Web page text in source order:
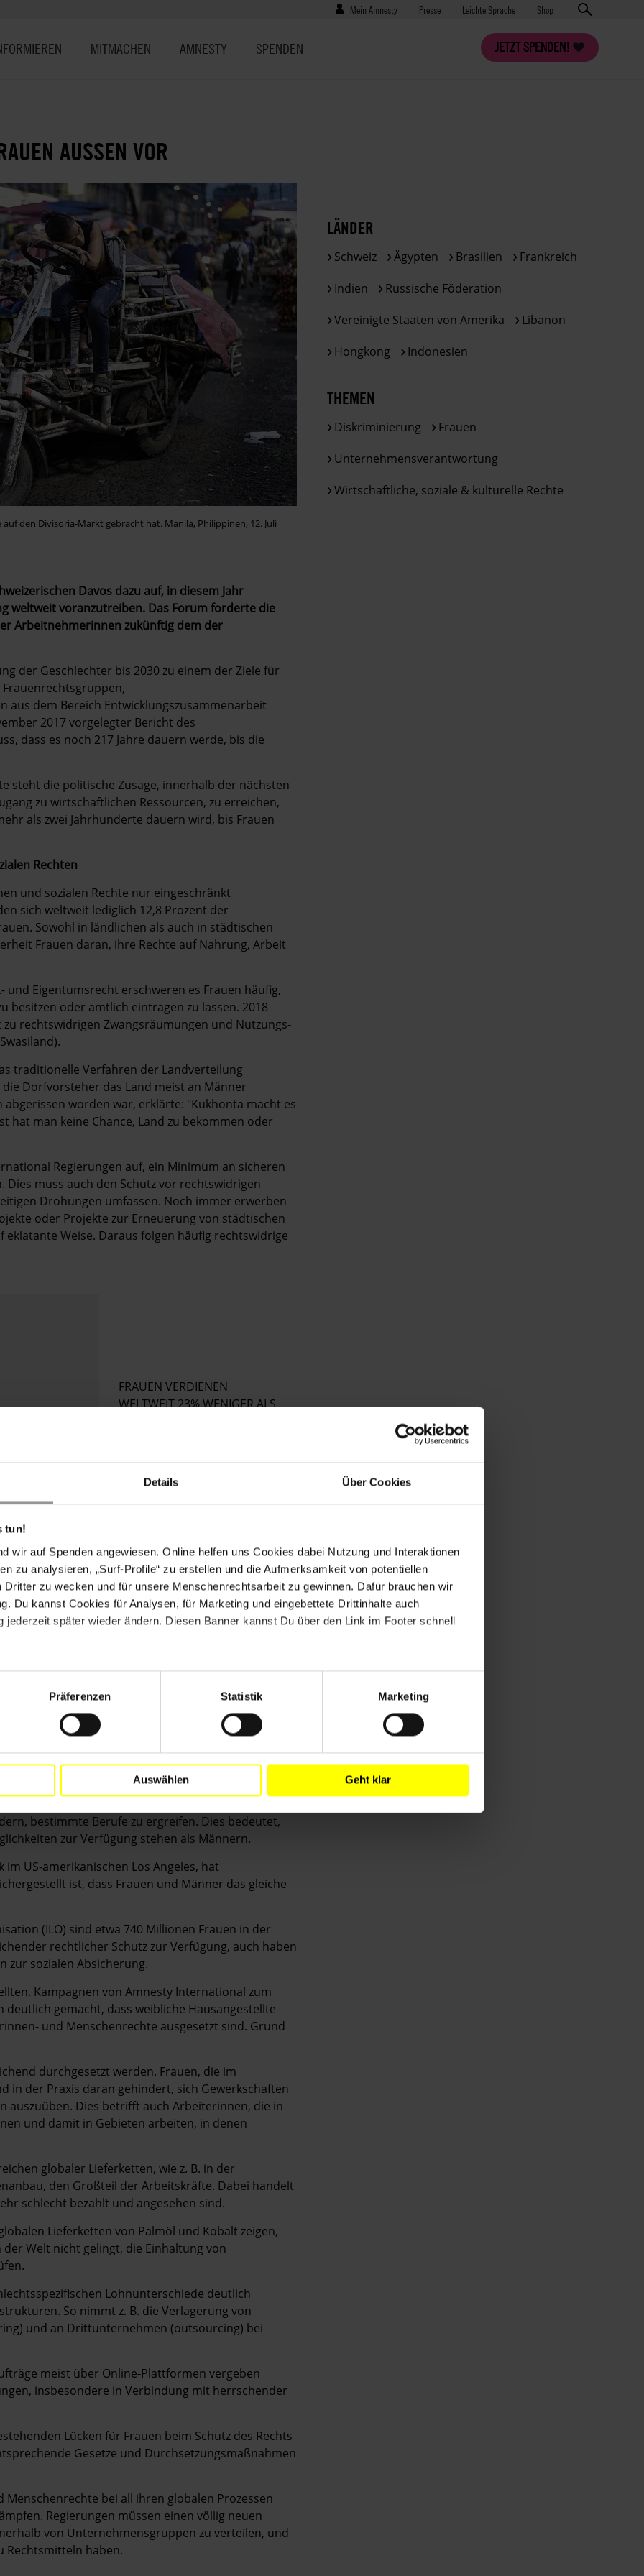
Details Über Cookies
tun!
wir auf Spenden angewiesen. Online helfen uns Cookies dabei Nutzung und Interaktionen
zu analysieren, „Surf-Profile“ zu erstellen und die Aufmerksamkeit von potentiellen
Dritter zu wecken und für unsere Menschenrechtsarbeit zu gewinnen. Dafür brauchen wir
Du kannst Cookies für Analysen, für Marketing und eingebettete Drittinhalte auch
jederzeit später wieder ändern. Diesen Banner kannst Du über den Link im Footer schnell
Präferenzen Statistik Marketing
Auswählen Geht klar
Benutzermenü
Mein Amnesty Presse
Presse Leichte Sprache Shop
JETZT SPENDEN!
MITMACHEN AMNESTY SPENDEN
AUSSEN VOR
den Divisoria-Markt gebracht hat. Manila, Philippinen, 12. Juli
Davos dazu auf, in diesem Jahr
weltweit voranzutreiben. Das Forum forderte die
Arbeitnehmerinnen zukünftig dem der
der Geschlechter bis 2030 zu einem der Ziele für
dem Bereich Entwicklungs­zusammenarbeit
2017 vorgelegter Bericht des
dass es noch 217 Jahre dauern werde, bis die
steht die politische Zusage, innerhalb der nächsten
zu wirtschaftlichen Ressourcen, zu erreichen,
als zwei Jahrhunderte dauern wird, bis Frauen
Rechten
und sozialen Rechte nur eingeschränkt
sich weltweit lediglich 12,8 Prozent der
Sowohl in ländlichen als auch in städtischen
Frauen daran, ihre Rechte auf Nahrung, Arbeit
Eigentumsrecht erschweren es Frauen häufig,
besitzen oder amtlich eintragen zu lassen. 2018
rechtswidrigen Zwangsräumungen und Nutzungs-
traditionelle Verfahren der Landverteilung
Dorfvorsteher das Land meist an Männer
worden war, erklärte: "Kukhonta macht es
hat man keine Chance, Land zu bekommen oder
Regierungen auf, ein Minimum an sicheren
muss auch den Schutz vor rechtswidrigen
Drohungen umfassen. Noch immer erwerben
oder Projekte zur Erneuerung von städtischen
Weise. Daraus folgen häufig rechtswidrige
FRAUEN VERDIENEN
WELTWEIT 23% WENIGER ALS
zu Land- und Eigentumsrechten ungleich
häufig ein Leben in Armut oder eine
haben Amnesty International beispielsweise
Westen des Landes gelegenen Embobut-Wald ihre
zum Wald, zu ihrem Land und ihrem Vieh und
kulturellen Identität. Eine Angehörige der Sengwer,
erhalten hatte, erklärte: "Ich wohne in dem Haus
habe kaum etwas zu essen. Ich arbeite gelegentlich
in Armut."
Frankreich, Indien, Russland und 99 weiteren
bestimmte Berufe zu ergreifen. Dies bedeutet,
zur Verfügung stehen als Männern.
US-amerikanischen Los Angeles, hat
ist, dass Frauen und Männer das gleiche
(ILO) sind etwa 740 Millionen Frauen in der
rechtlicher Schutz zur Verfügung, auch haben
zur sozialen Absicherung.
Kampagnen von Amnesty International zum
gemacht, dass weibliche Hausangestellte
und Menschenrechte ausgesetzt sind. Grund
durchgesetzt werden. Frauen, die im
in der Praxis daran gehindert, sich Gewerkschaften
auszuüben. Dies betrifft auch Arbeiterinnen, die in
und damit in Gebieten arbeiten, in denen
globaler Lieferketten, wie z. B. in der
den Großteil der Arbeitskräfte. Dabei handelt
schlecht bezahlt und angesehen sind.
Lieferketten von Palmöl und Kobalt zeigen,
Welt nicht gelingt, die Einhaltung von
Lohnunterschiede deutlich
So nimmt z. B. die Verlagerung von
und an Drittunternehmen (outsourcing) bei
meist über Online-Plattformen vergeben
insbesondere in Verbindung mit herrschender
Lücken für Frauen beim Schutz des Rechts
Gesetze und Durchsetzungsmaßnahmen
bei all ihren globalen Prozessen
Regierungen müssen einen völlig neuen
von Unternehmensgruppen zu verteilen, und
Rechtsmitteln haben.
LÄNDER
Schweiz Ägypten Brasilien
Frankreich
Indien
Russische Föderation
Vereinigte Staaten von Amerika
Libanon
Hongkong
Indonesien
THEMEN
Diskriminierung
Frauen
Unternehmensverantwortung
Wirtschaftliche, soziale & kulturelle Rechte